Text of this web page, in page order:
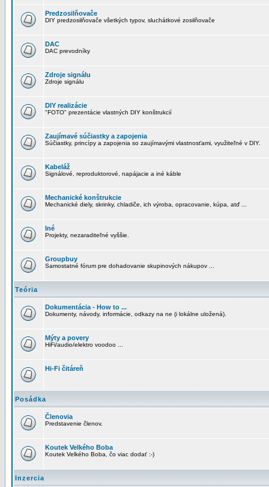
Predzosilňovače
DIY predzosilňovače všetkých typov, sluchátkové zosilňovače
DAC
DAC prevodníky
Zdroje signálu
Zdroje signálu
DIY realizácie
"FOTO" prezentácie vlastných DIY konštrukcií
Zaujímavé súčiastky a zapojenia
Súčiastky, princípy a zapojenia so zaujímavými vlastnosťami, využiteľné v DIY.
Kabeláž
Signálové, reproduktorové, napájacie a iné káble
Mechanické konštrukcie
Mechanické diely, skrinky, chladiče, ich výroba, opracovanie, kúpa, atď ...
Iné
Projekty, nezaraditeľné vyššie.
Groupbuy
Samostatné fórum pre dohadovanie skupinových nákupov ...
Teória
Dokumentácia - How to ...
Dokumenty, návody, informácie, odkazy na ne (i lokálne uložená).
Mýty a povery
HiFi/audio/elektro voodoo ...
Hi-Fi čitáreň
Posádka
Členovia
Predstavenie členov.
Koutek Velkého Boba
Koutek Velkého Boba, čo viac dodať :-)
Inzercia